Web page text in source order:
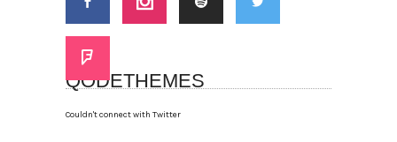
QODETHEMES
Couldn't connect with Twitter